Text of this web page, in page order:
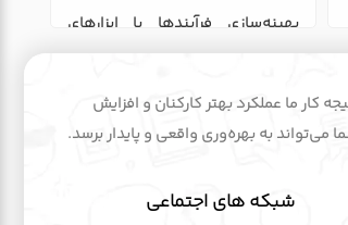
نوین
کار ما عملکرد بهتر کارکنان و افزایش
به بهره‌وری واقعی و پایدار برسد.
شبکه های اجتماعی